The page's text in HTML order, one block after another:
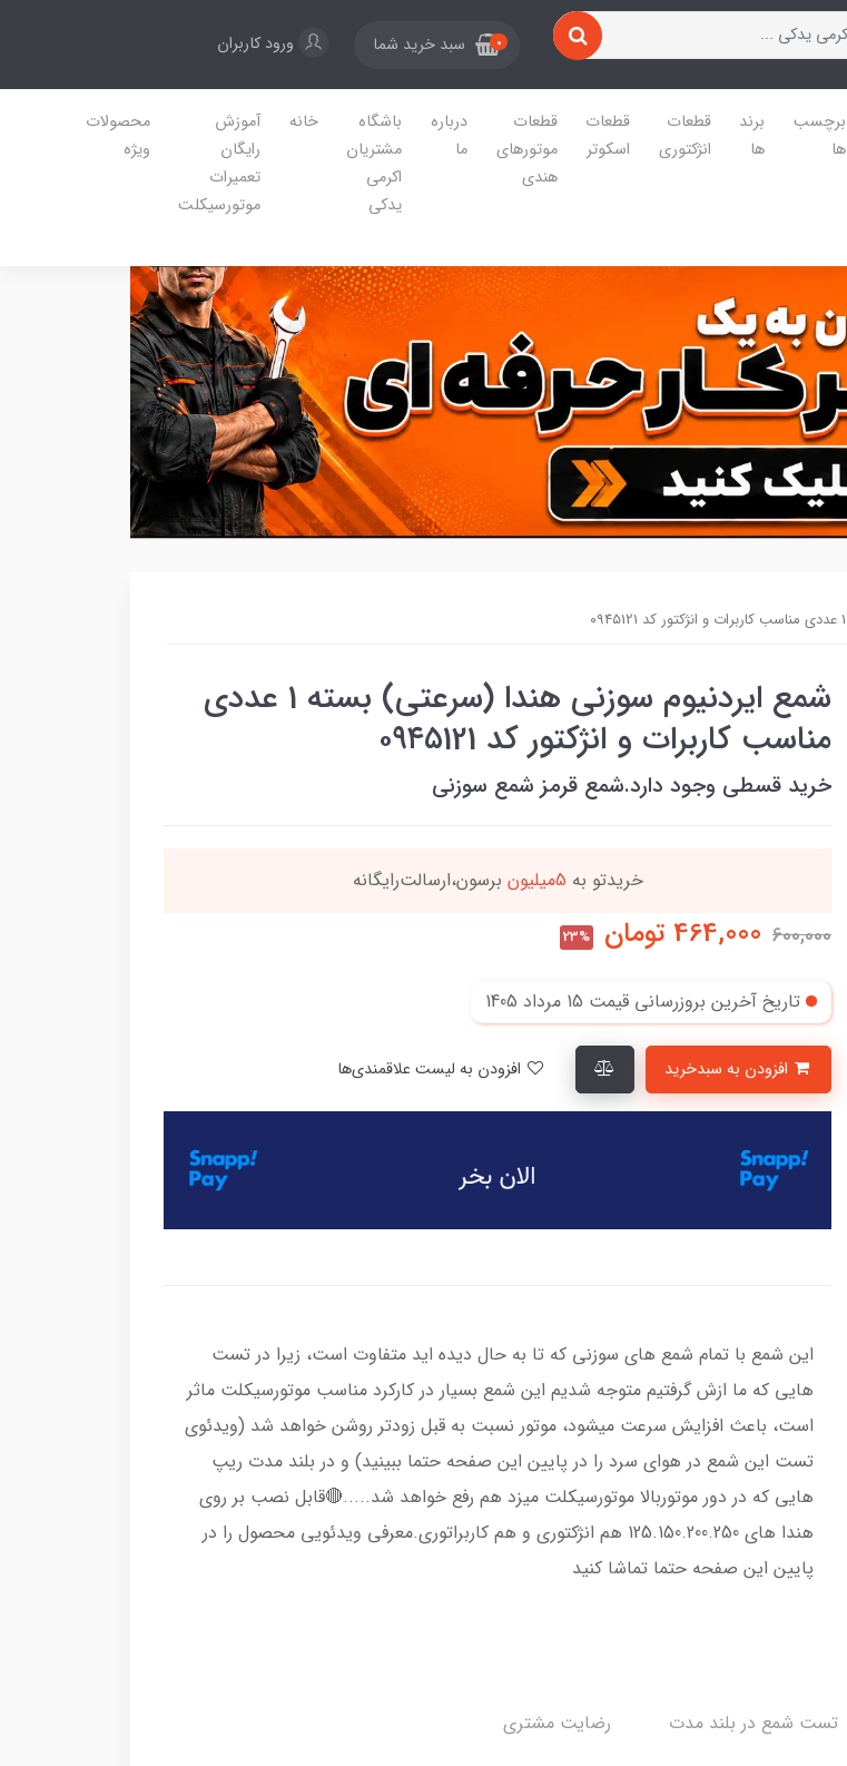
0 سبد خرید شما ورود کاربران
برچسب
ها
برند
ها
قطعات
انژکتوری
قطعات
اسکوتر
قطعات
موتورهای
هندی
درباره
ما
باشگاه
مشتریان
اکرمی
یدکی
خانه
آموزش
رایگان
تعمیرات
موتورسیکلت
محصولات
ویژه
شمع ایردنیوم سوزنی هندا (سرعتی) بسته 1 عددی
مناسب کاربرات و انژکتور کد ۰۹۴۵121
خرید قسطی وجود دارد.شمع قرمز شمع سوزنی
خریدتو به 5میلیون برسون،ارسالت‌رایگانه
600,000
464,000 تومان 23%
تاریخ آخرین بروزرسانی قیمت 15 مرداد 1405
این شمع با تمام شمع های سوزنی که تا به حال دیده اید متفاوت است، زیرا در تست
هایی که ما ازش گرفتیم متوجه شدیم این شمع بسیار در کارکرد مناسب موتورسیکلت ماثر
است، باعث افزایش سرعت میشود، موتور نسبت به قبل زودتر روشن خواهد شد (ویدئوی
تست این شمع در هوای سرد را در پایین این صفحه حتما ببینید) و در بلند مدت ریپ
هایی که در دور موتوربالا موتورسیکلت میزد هم رفع خواهد شد.....🔴قابل نصب بر روی
هندا های 125.150.200.250 هم انژکتوری و هم کاربراتوری.معرفی ویدئویی محصول را در
پایین این صفحه حتما تماشا کنید
تست شمع در بلند مدت رضایت مشتری